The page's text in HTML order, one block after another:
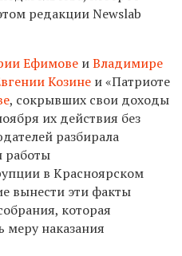
редакции Newslab
Ефимове иВладимире
Козине и «Патриоте
, сокрывших свои доходы
их действия без
разбирала
работы
в Красноярском
вынести эти факты
которая
наказания